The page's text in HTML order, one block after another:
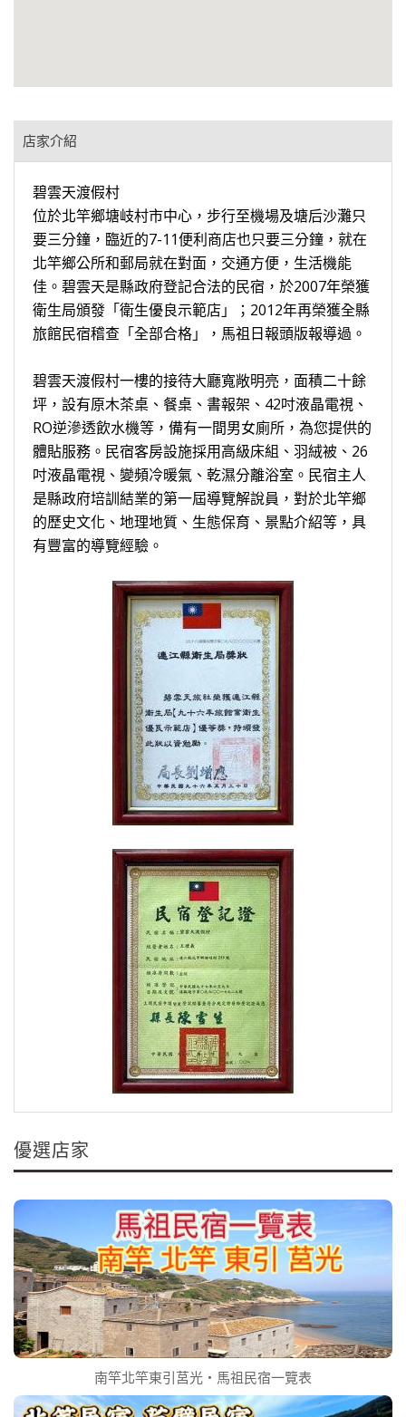
店家介紹
碧雲天渡假村
位於北竿鄉塘岐村市中心，步行至機場及塘后沙灘只
要三分鐘，臨近的7-11便利商店也只要三分鐘，就在
北竿鄉公所和郵局就在對面，交通方便，生活機能
佳。碧雲天是縣政府登記合法的民宿，於2007年榮獲
衛生局頒發「衛生優良示範店」；2012年再榮獲全縣
旅館民宿稽查「全部合格」，馬祖日報頭版報導過。
碧雲天渡假村一樓的接待大廳寬敞明亮，面積二十餘
坪，設有原木茶桌、餐桌、書報架、42吋液晶電視、
RO逆滲透飲水機等，備有一間男女廁所，為您提供的
體貼服務。民宿客房設施採用高級床組、羽絨被、26
吋液晶電視、變頻冷暖氣、乾濕分離浴室。民宿主人
是縣政府培訓結業的第一屆導覽解說員，對於北竿鄉
的歷史文化、地理地質、生態保育、景點介紹等，具
有豐富的導覽經驗。
優選店家
南竿北竿東引莒光‧馬祖民宿一覽表